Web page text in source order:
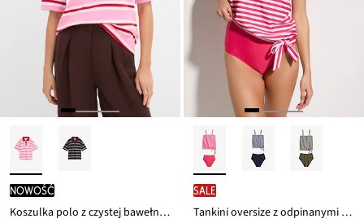
nowość
Koszulka polo z czystej bawełny organicznej
SALE
Tankini oversize z odpinanymi ramiączkami (komplet 2-cz.)